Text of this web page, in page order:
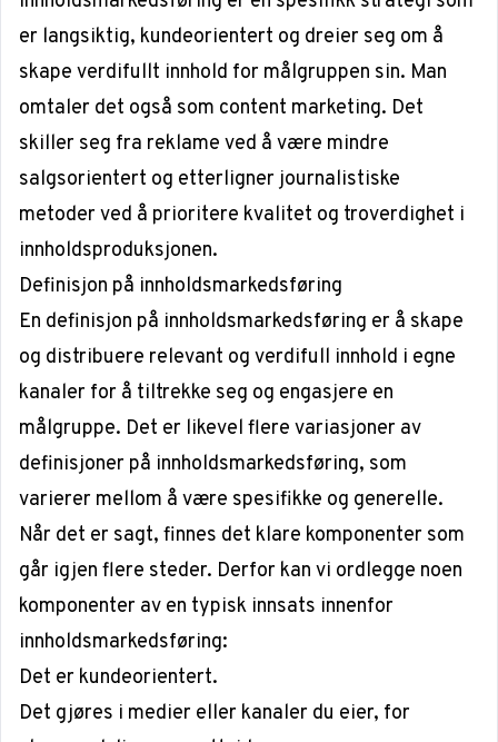
er langsiktig, kundeorientert og dreier seg om å
skape verdifullt innhold for målgruppen sin. Man
omtaler det også som content marketing. Det
skiller seg fra reklame ved å være mindre
salgsorientert og etterligner journalistiske
metoder ved å prioritere kvalitet og troverdighet i
innholdsproduksjonen.
Definisjon på innholdsmarkedsføring
En definisjon på innholdsmarkedsføring er å skape
og distribuere relevant og verdifull innhold i egne
kanaler for å tiltrekke seg og engasjere en
målgruppe. Det er likevel flere variasjoner av
definisjoner på innholdsmarkedsføring, som
varierer mellom å være spesifikke og generelle.
Når det er sagt, finnes det klare komponenter som
går igjen flere steder. Derfor kan vi ordlegge noen
komponenter av en typisk innsats innenfor
innholdsmarkedsføring:
Det er kundeorientert.
Det gjøres i medier eller kanaler du eier, for